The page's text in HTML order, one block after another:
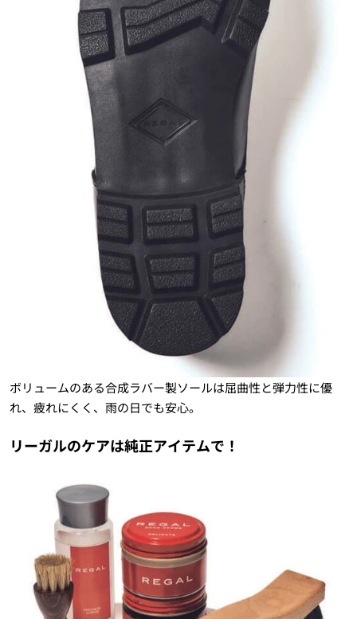
ボリュームのある合成ラバー製ソールは屈曲性と弾力性に優
れ、疲れにくく、雨の日でも安心。
リーガルのケアは純正アイテムで！